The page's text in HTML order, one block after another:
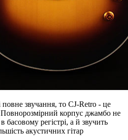
звучання, то CJ-Retro - це
корпус джамбо не
басовому регістрі, а й звучить
акустичних гітар